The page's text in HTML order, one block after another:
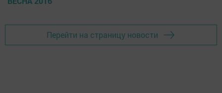
Перейти на страницу новости